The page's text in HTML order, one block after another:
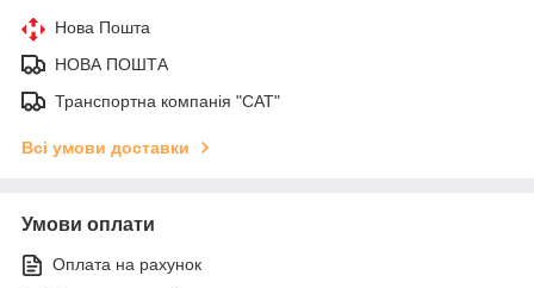
Нова Пошта
НОВА ПОШТА
Транспортна компанія "САТ"
Всі умови доставки
Умови оплати
Оплата на рахунок